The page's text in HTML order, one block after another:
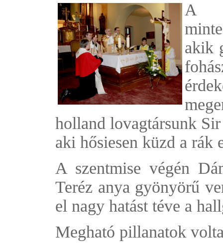
A
akik
holland lovagtársunk
aki hősiesen küzd a rák
A szentmise végén
Teréz anya gyönyörű
el nagy hatást téve a
Megható pillanatok